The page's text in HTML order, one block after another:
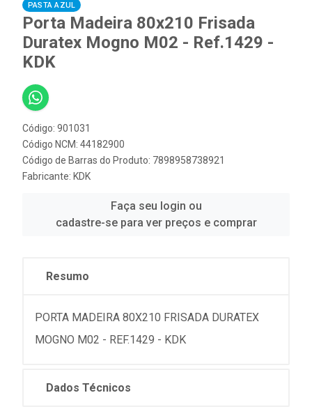
PASTA AZUL
Porta Madeira 80x210 Frisada
Duratex Mogno M02 - Ref.1429 -
KDK
Código: 901031
Código NCM: 44182900
Código de Barras do Produto: 7898958738921
Fabricante: KDK
Faça seu login ou
cadastre-se para ver preços e comprar
Resumo
PORTA MADEIRA 80X210 FRISADA DURATEX
MOGNO M02 - REF.1429 - KDK
Dados Técnicos